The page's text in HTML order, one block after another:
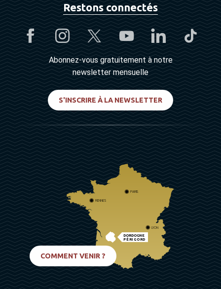
Restons connectés
Abonnez-vous gratuitement à notre
newsletter mensuelle
S'INSCRIRE À LA NEWSLETTER
DORDOGNE
PÉRIGORD
PARIS
RENNES
LYON
COMMENT VENIR ?